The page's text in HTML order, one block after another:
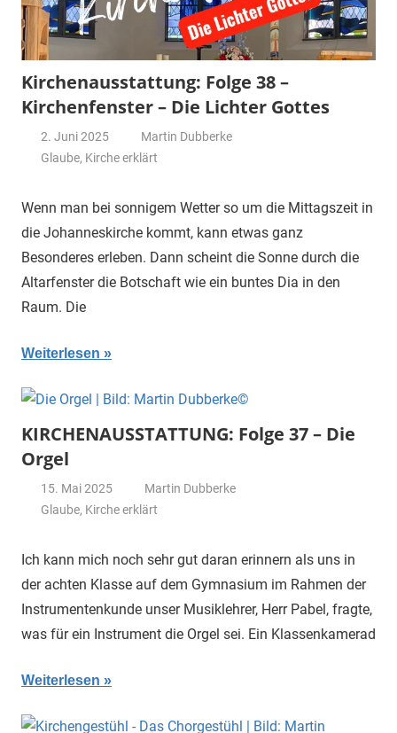
Kirchenausstattung: Folge 38 –
Kirchenfenster – Die Lichter Gottes
2. Juni 2025
Martin Dubberke
Glaube, Kirche erklärt
Wenn man bei sonnigem Wetter so um die Mittagszeit in
die Johanneskirche kommt, kann etwas ganz
Besonderes erleben. Dann scheint die Sonne durch die
Altarfenster die Botschaft wie ein buntes Dia in den
Raum. Die
Weiterlesen
KIRCHENAUSSTATTUNG: Folge 37 – Die
Orgel
15. Mai 2025
Martin Dubberke
Glaube, Kirche erklärt
Ich kann mich noch sehr gut daran erinnern als uns in
der achten Klasse auf dem Gymnasium im Rahmen der
Instrumentenkunde unser Musiklehrer, Herr Pabel, fragte,
was für ein Instrument die Orgel sei. Ein Klassenkamerad
Weiterlesen